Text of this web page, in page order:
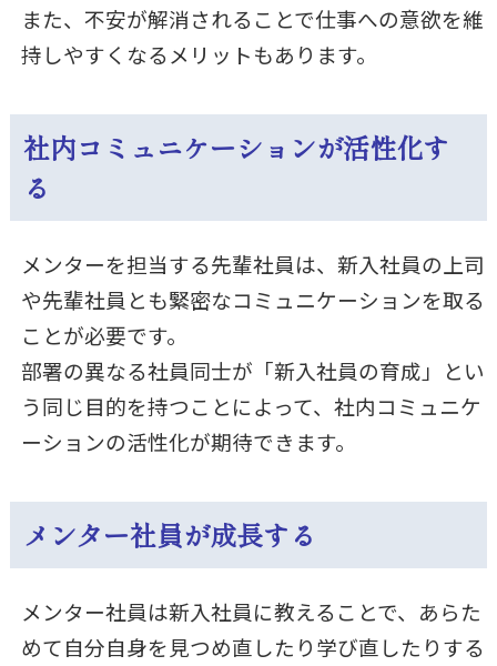
また、不安が解消されることで仕事への意欲を維
持しやすくなるメリットもあります。
社内コミュニケーションが活性化す
る
メンターを担当する先輩社員は、新入社員の上司
や先輩社員とも緊密なコミュニケーションを取る
ことが必要です。
部署の異なる社員同士が「新入社員の育成」とい
う同じ目的を持つことによって、社内コミュニケ
ーションの活性化が期待できます。
メンター社員が成長する
メンター社員は新入社員に教えることで、あらた
めて自分自身を見つめ直したり学び直したりする